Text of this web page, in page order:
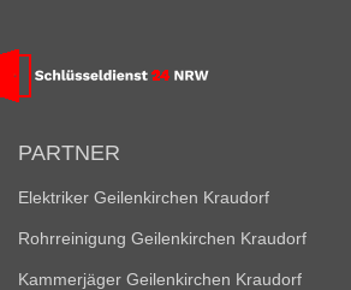
PARTNER
Elektriker Geilenkirchen Kraudorf
Rohrreinigung Geilenkirchen Kraudorf
Kammerjäger Geilenkirchen Kraudorf